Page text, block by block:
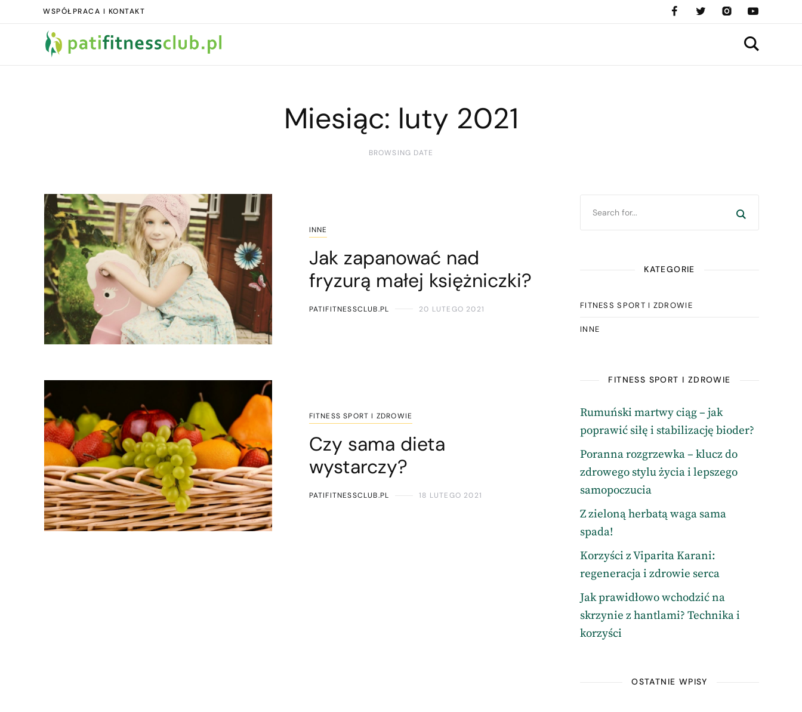
WSPÓŁPRACA I KONTAKT
Miesiąc: luty 2021
BROWSING DATE
INNE
Jak zapanować nad
fryzurą małej księżniczki?
PATIFITNESSCLUB.PL 20 LUTEGO 2021
FITNESS SPORT I ZDROWIE
Czy sama dieta
wystarczy?
PATIFITNESSCLUB.PL 18 LUTEGO 2021
KATEGORIE
FITNESS SPORT I ZDROWIE
INNE
FITNESS SPORT I ZDROWIE
Rumuński martwy ciąg – jak
poprawić siłę i stabilizację bioder?
Poranna rozgrzewka – klucz do
zdrowego stylu życia i lepszego
samopoczucia
Z zieloną herbatą waga sama
spada!
Korzyści z Viparita Karani:
regeneracja i zdrowie serca
Jak prawidłowo wchodzić na
skrzynie z hantlami? Technika i
korzyści
OSTATNIE WPISY